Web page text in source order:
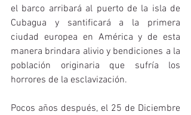
el barco arribará al puerto de la isla de
Cubagua y santificará a la primera
ciudad europea en América y de esta
manera brindara alivio y bendiciones a la
población originaria que sufría los
horrores de la esclavización.
Pocos años después, el 25 de Diciembre